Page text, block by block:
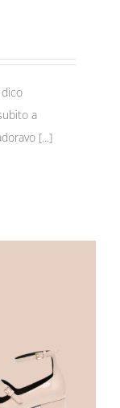
dico
a
[...]